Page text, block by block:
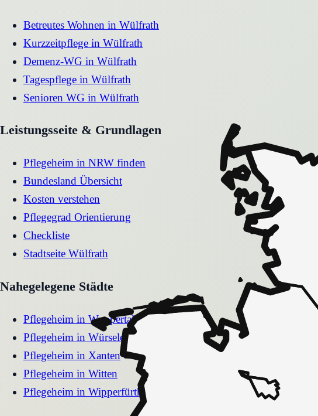
Betreutes Wohnen in Wülfrath
Kurzzeitpflege in Wülfrath
Demenz-WG in Wülfrath
Tagespflege in Wülfrath
Senioren WG in Wülfrath
Leistungsseite & Grundlagen
Pflegeheim in NRW finden
Bundesland Übersicht
Kosten verstehen
Pflegegrad Orientierung
Checkliste
Stadtseite Wülfrath
Nahegelegene Städte
Pflegeheim in Wuppertal
Pflegeheim in Würselen
Pflegeheim in Xanten
Pflegeheim in Witten
Pflegeheim in Wipperfürth